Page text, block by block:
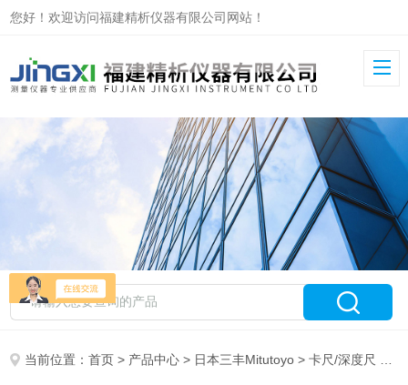
您好！欢迎访问福建精析仪器有限公司网站！
当前位置：首页 > 产品中心 > 日本三丰Mitutoyo >卡尺/深度尺